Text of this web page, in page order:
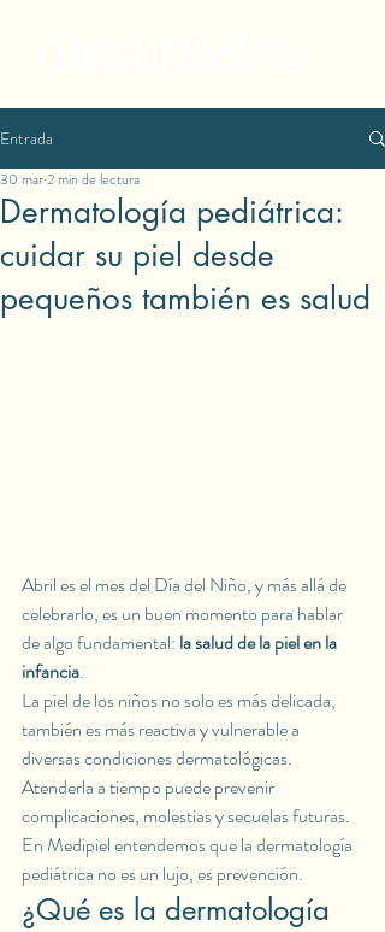
Entrada
Dermatología pediátrica:
cuidar su piel desde
pequeños también es salud
30 mar2 min de lectura
Abril es el mes del Día del Niño, y más allá de
celebrarlo, es un buen momento para hablar
de algo fundamental: la salud de la piel en la
infancia.
La piel de los niños no solo es más delicada,
también es más reactiva y vulnerable a
diversas condiciones dermatológicas.
Atenderla a tiempo puede prevenir
complicaciones, molestias y secuelas futuras.
En Medipiel entendemos que la dermatología
pediátrica no es un lujo, es prevención.
¿Qué es la dermatología